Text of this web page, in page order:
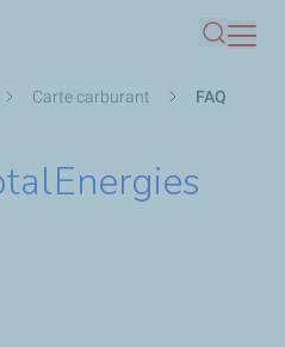
contenu
Carte carburant FAQ